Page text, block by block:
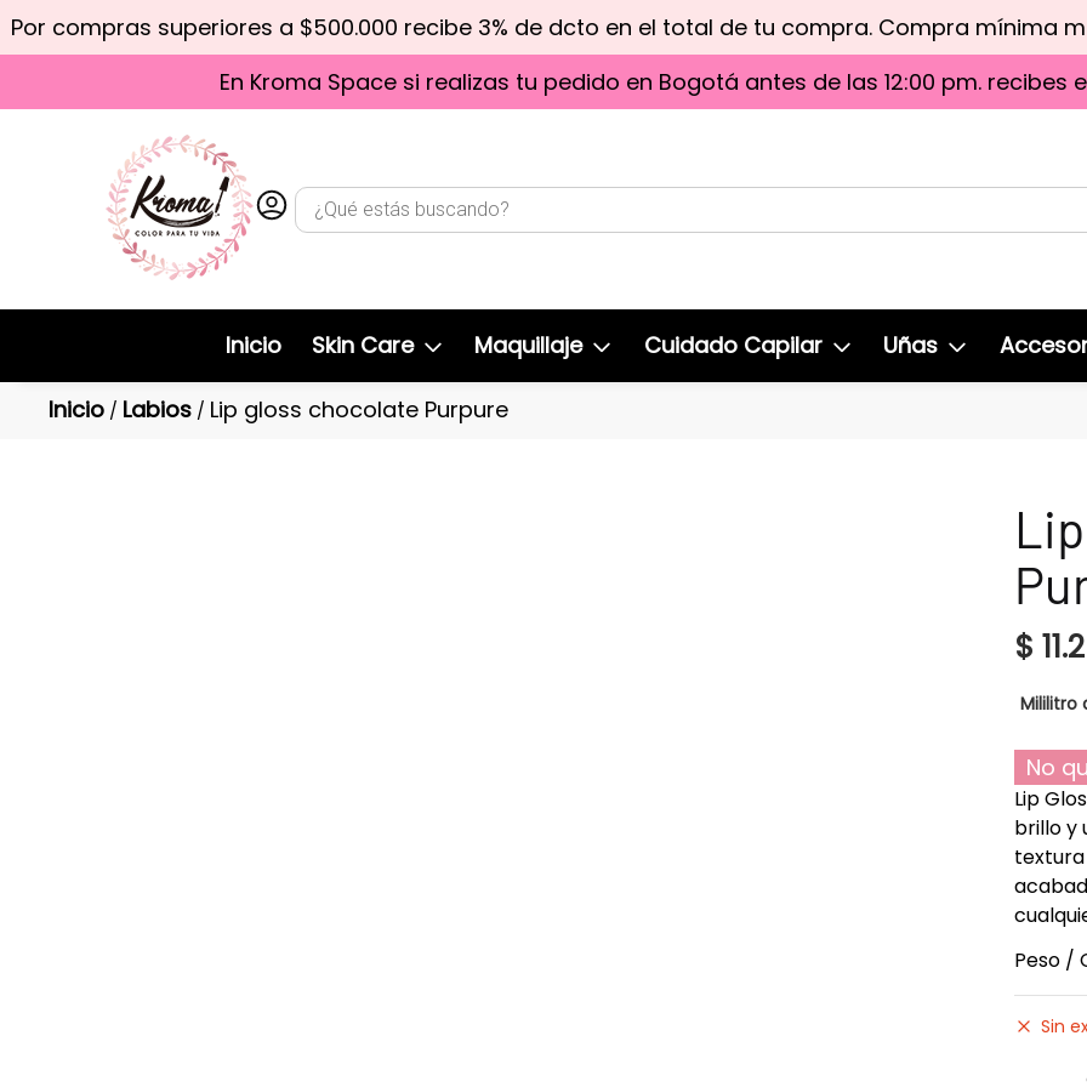
Por compras superiores a $500.000 recibe 3% de dcto en el total de tu compra. Compra mínima
En Kroma Space si realizas tu pedido en Bogotá antes de las 12:00 pm. recibes
Inicio Skin Care Maquillaje Cuidado Capilar Uñas
Inicio / Labios / Lip gloss chocolate Purpure
$
Mililitro
No
Lip
brillo y
textura
Peso /
Sin